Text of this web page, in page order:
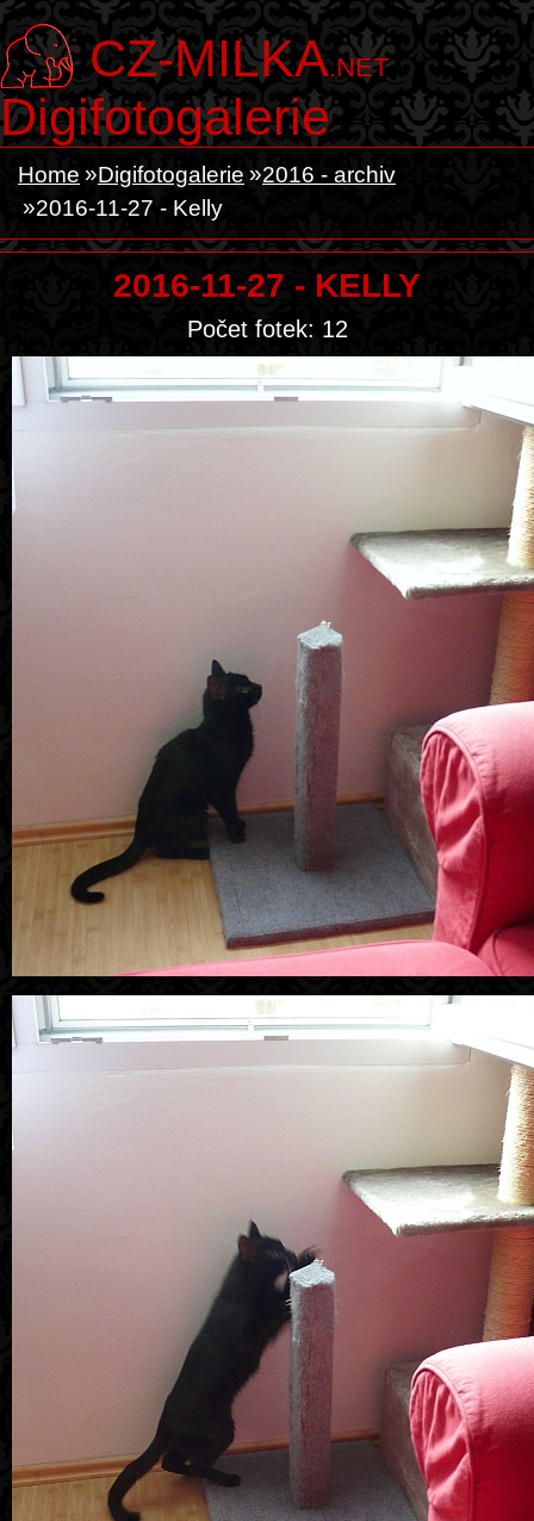
CZ-MILKA.NET
Digifotogalerie
Home Digifotogalerie
2016 - archiv
2016-11-27 - Kelly
2016-11-27 - KELLY
Počet fotek: 12